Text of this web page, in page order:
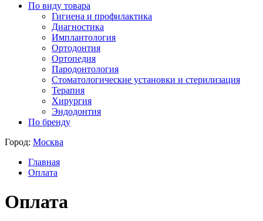
По виду товара
Гигиена и профилактика
Диагностика
Имплантология
Ортодонтия
Ортопедия
Пародонтология
Стоматологические установки и стерилизация
Терапия
Хирургия
Эндодонтия
По бренду
Город: Москва
Главная
Оплата
Оплата